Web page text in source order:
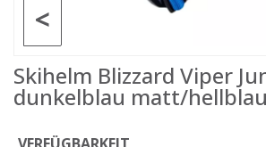
<
Skihelm Blizzard Viper
dunkelblau matt/